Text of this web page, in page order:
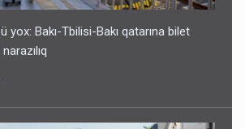
yox: Bakı-Tbilisi-Bakı qatarına bilet